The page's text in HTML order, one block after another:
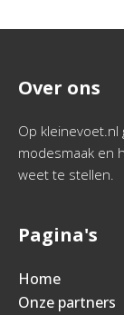
Over ons
Op kleinevoet.nl
modesmaak en
weet te stellen.
Pagina's
Home
Onze partners